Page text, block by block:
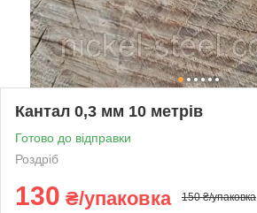
Кантал 0,3 мм 10 метрів
Готово до відправки
Роздріб
130 ₴/упаковка 150 ₴/упаковка